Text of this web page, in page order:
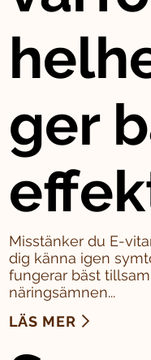
ger
Misstänker du E-
dig känna igen
fungerar bäst
näringsämnen...
LÄS MER